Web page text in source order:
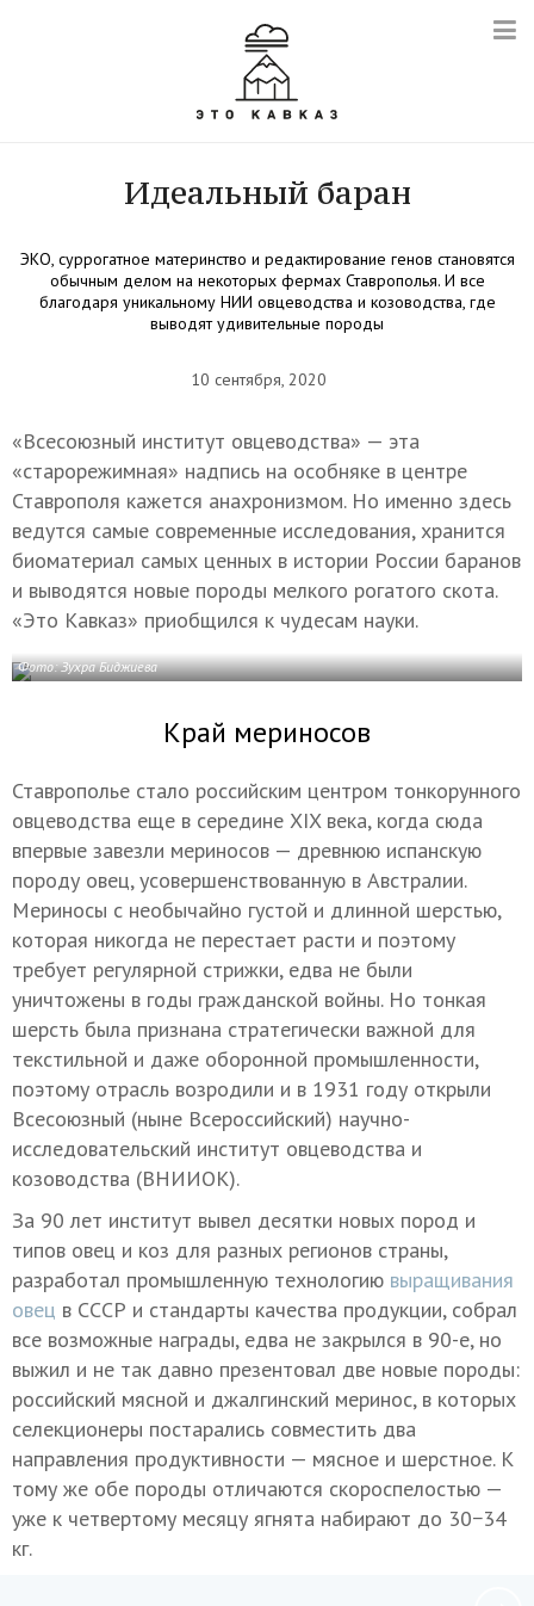
Идеальный баран
ЭКО, суррогатное материнство и редактирование генов становятся
обычным делом на некоторых фермах Ставрополья. И все
благодаря уникальному НИИ овцеводства и козоводства, где
выводят удивительные породы
10 сентября, 2020
«Всесоюзный институт овцеводства» — эта
«старорежимная» надпись на особняке в центре
Ставрополя кажется анахронизмом. Но именно здесь
ведутся самые современные исследования, хранится
биоматериал самых ценных в истории России баранов
и выводятся новые породы мелкого рогатого скота.
«Это Кавказ» приобщился к чудесам науки.
Фото: Зухра Биджиева
Край мериносов
Ставрополье стало российским центром тонкорунного
овцеводства еще в середине XIX века, когда сюда
впервые завезли мериносов — древнюю испанскую
породу овец, усовершенствованную в Австралии.
Мериносы с необычайно густой и длинной шерстью,
которая никогда не перестает расти и поэтому
требует регулярной стрижки, едва не были
уничтожены в годы гражданской войны. Но тонкая
шерсть была признана стратегически важной для
текстильной и даже оборонной промышленности,
поэтому отрасль возродили и в 1931 году открыли
Всесоюзный (ныне Всероссийский) научно-
исследовательский институт овцеводства и
козоводства (ВНИИОК).
За 90 лет институт вывел десятки новых пород и
типов овец и коз для разных регионов страны,
разработал промышленную технологию выращивания
овец в СССР и стандарты качества продукции, собрал
все возможные награды, едва не закрылся в 90-е, но
выжил и не так давно презентовал две новые породы:
российский мясной и джалгинский меринос, в которых
селекционеры постарались совместить два
направления продуктивности — мясное и шерстное. К
тому же обе породы отличаются скороспелостью —
уже к четвертому месяцу ягнята набирают до 30−34
кг.